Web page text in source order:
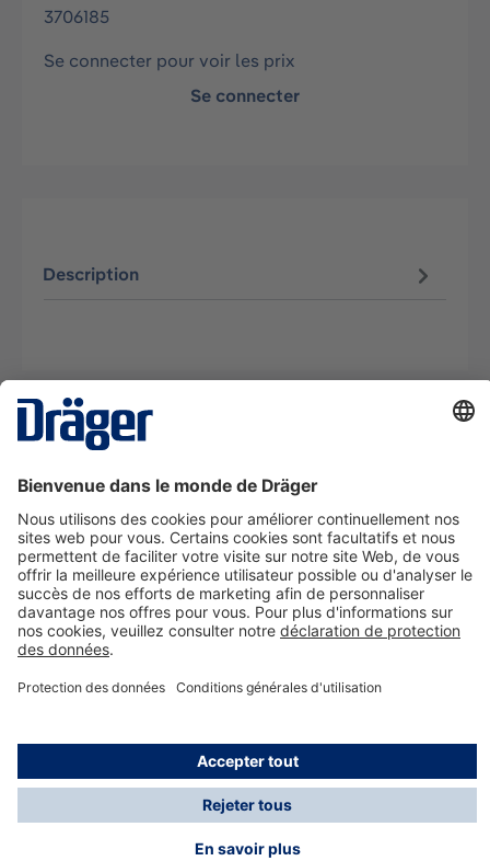
3706185
Se connecter pour voir les prix
Se connecter
Description
La technologie
Nous contacter
A propos de Dräger
Informations
*Les taxes et les frais d'expédition ne sont pas inclus
dans les prix indiqués, sauf mention contraire. Des frais
supplémentaires peuvent s'appliquer.